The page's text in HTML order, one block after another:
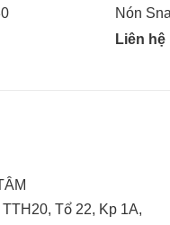
Nón
Liên hệ
Tổ 22, Kp 1A,